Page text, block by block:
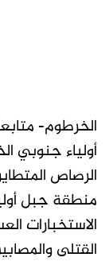
الخرطوم-
أولياء جنوبي
الرصاص
منطقة جبل
الاستخبارات
القتلى